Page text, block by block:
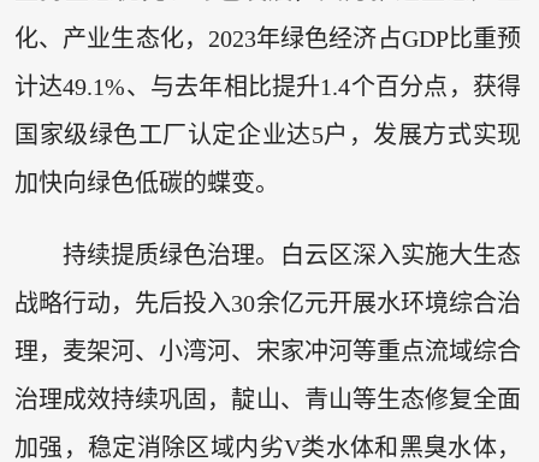
化、产业生态化，2023年绿色经济占GDP比重预
计达49.1%、与去年相比提升1.4个百分点，获得
国家级绿色工厂认定企业达5户，发展方式实现
加快向绿色低碳的蝶变。
持续提质绿色治理。白云区深入实施大生态
战略行动，先后投入30余亿元开展水环境综合治
理，麦架河、小湾河、宋家冲河等重点流域综合
治理成效持续巩固，靛山、青山等生态修复全面
加强，稳定消除区域内劣V类水体和黑臭水体，